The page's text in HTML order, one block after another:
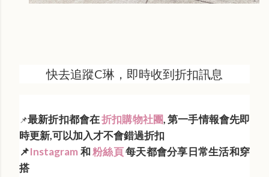
快去追蹤C琳，即時收到折扣訊息
📌最新折扣都會在折扣購物社團, 第一手情報會先即
時更新,可以加入才不會錯過折扣
📌Instagram 和粉絲頁每天都會分享日常生活和穿
搭